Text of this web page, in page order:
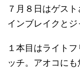
７月８日はゲス
インブレイクとジ
１本目はライト
ッチ。アオコにも